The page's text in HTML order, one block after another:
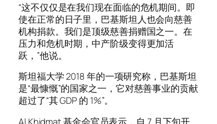
“这不仅仅是在我们现在面临的危机期间。即
使在正常的日子里，巴基斯坦人也会向慈善
机构捐款。我们是顶级慈善捐赠国之一。在
压力和危机时期，中产阶级变得更加活
跃，”他说。
斯坦福大学 2018 年的一项研究称，巴基斯坦
是“最慷慨”的国家之一，它对慈善事业的贡献
超过了“其 GDP 的 1%”。